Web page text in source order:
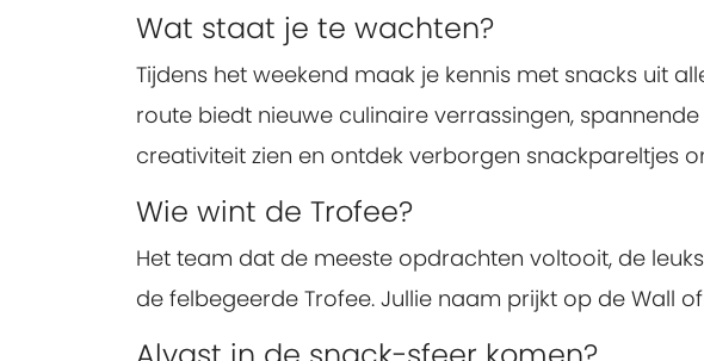
Wat staat je te wachten?
Tijdens het weekend maak je kennis met snacks uit
route biedt nieuwe culinaire verrassingen,
creativiteit zien en ontdek verborgen snackpareltjes
Wie wint de Trofee?
Het team dat de meeste opdrachten voltooit, de
de felbegeerde Trofee. Jullie naam prijkt op de Wall